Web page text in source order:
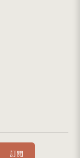
訂閱